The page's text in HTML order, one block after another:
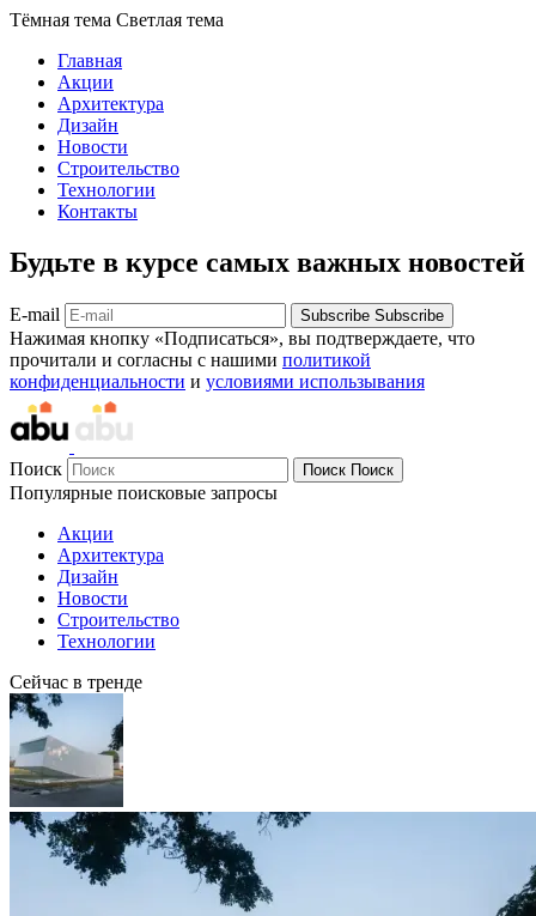
Тёмная тема Светлая тема
Главная
Акции
Архитектура
Дизайн
Новости
Строительство
Технологии
Контакты
Будьте в курсе самых важных новостей
E-mail Subscribe Subscribe
Нажимая кнопку «Подписаться», вы подтверждаете, что
прочитали и согласны с нашими политикой
конфиденциальности и условиями использывания
Поиск Поиск Поиск
Популярные поисковые запросы
Акции
Архитектура
Дизайн
Новости
Строительство
Технологии
Сейчас в тренде